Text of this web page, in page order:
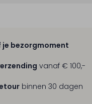
je bezorgmoment
vanaf € 100,-
binnen 30 dagen